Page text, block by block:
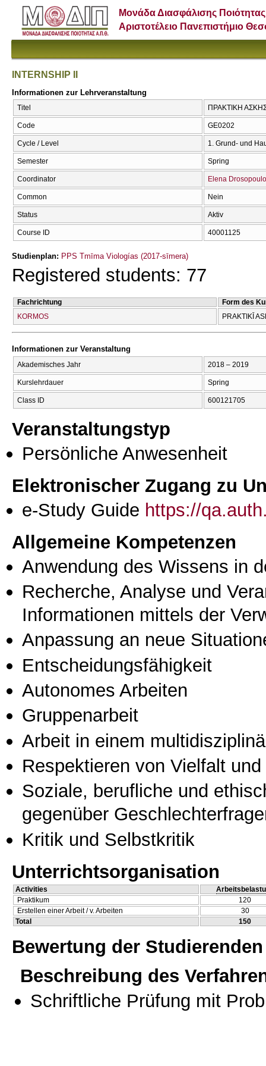
Μονάδα Διασφάλισης Ποιότητας
Αριστοτέλειο Πανεπιστήμιο
INTERNSHIP II
Informationen zur Lehrveranstaltung
Titel ΠΡΑΚΤΙΚΗ
Code GE0202
Cycle / Level 1. Grund- und
Semester Spring
Coordinator Elena
Common Nein
Status Aktiv
Course ID 40001125
Studienplan: PPS Tmīma Viologías (2017-sīmera)
Registered students: 77
Fachrichtung
Form des
KORMOS
PRAKTIKĪ
Informationen zur Veranstaltung
Akademisches Jahr 2018 – 2019
Kurslehrdauer Spring
Class ID 600121705
Veranstaltungstyp
Persönliche Anwesenheit
Elektronischer Zugang zu
e-Study Guide https://
Allgemeine Kompetenzen
Anwendung des Wissens in
Recherche, Analyse und
Informationen mittels der
Anpassung an neue
Entscheidungsfähigkeit
Autonomes Arbeiten
Gruppenarbeit
Arbeit in einem
Respektieren von Vielfalt
Soziale, berufliche und
gegenüber
Kritik und Selbstkritik
Unterrichtsorganisation
Activities
Praktikum
120
Erstellen einer Arbeit / v. Arbeiten
30
Total
150
Bewertung der Studierenden
Beschreibung des
Schriftliche Prüfung mit